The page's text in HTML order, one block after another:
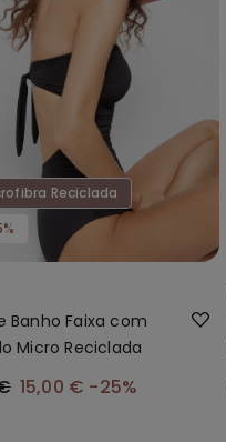
Reciclada
Banho Faixa com
Micro Reciclada
15,00 € -25%